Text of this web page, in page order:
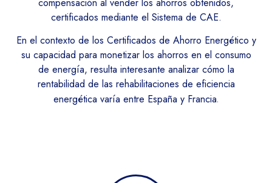
certificados mediante el Sistema de CAE.
En el contexto de los Certificados de Ahorro Energético y
su capacidad para monetizar los ahorros en el consumo
de energía, resulta interesante analizar cómo la
rentabilidad de las rehabilitaciones de eficiencia
energética varía entre España y Francia.